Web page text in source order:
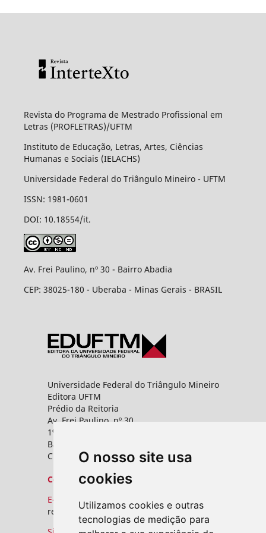
O nosso site usa
cookies
Utilizamos cookies e outras
tecnologias de medição para
Revista do Programa de Mestrado Profissional em
Letras (PROFLETRAS)/UFTM
Instituto de Educação, Letras, Artes, Ciências
Humanas e Sociais (IELACHS)
Universidade Federal do Triângulo Mineiro - UFTM
ISSN: 1981-0601
DOI: 10.18554/it.
Av. Frei Paulino, nº 30 - Bairro Abadia
CEP: 38025-180 - Uberaba - Minas Gerais - BRASIL
Universidade Federal do Triângulo Mineiro
Editora UFTM
Prédio da Reitoria
Av. Frei Paulino, nº 30,
1º andar - Sala 8 PROPPG
Bairro Abadia
CEP: 38025-180 - Uberaba - MG
Contato
E-mail:
revistas.seer@uftm.edu.br